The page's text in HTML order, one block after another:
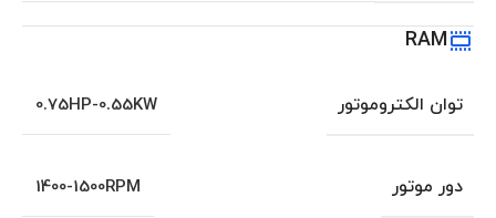
RAM
توان الکتروموتور 0.75HP-0.55KW
دور موتور 1400-1500RPM